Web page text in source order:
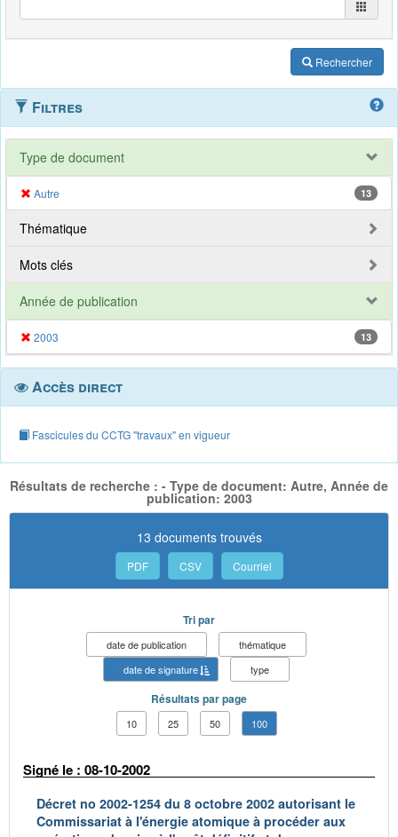
Rechercher
Filtres
Type de document
Autre 13
Thématique
Mots clés
Année de publication
2003 13
Accès direct
Fascicules du CCTG "travaux" en vigueur
Résultats de recherche : - Type de document: Autre, Année de
publication: 2003
13 documents trouvés
PDF CSV Courriel
Tri par
date de publication
thématique
date de signature
type
Résultats par page
10 25 50 100
Signé le : 08-10-2002
Décret no 2002-1254 du 8 octobre 2002 autorisant le
Commissariat à l'énergie atomique à procéder aux